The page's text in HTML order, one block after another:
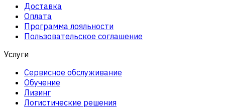
Доставка
Оплата
Программа лояльности
Пользовательское соглашение
Услуги
Сервисное обслуживание
Обучение
Лизинг
Логистические решения